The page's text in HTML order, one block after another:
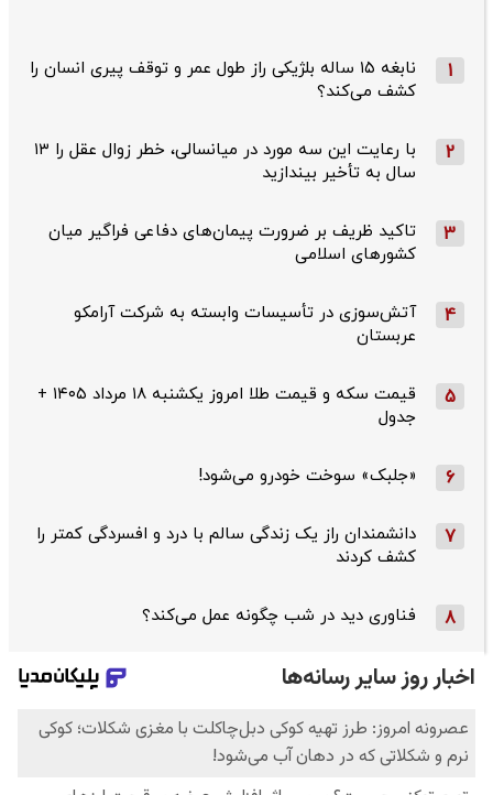
1
نابغه ۱۵ ساله بلژیکی راز طول عمر و توقف پیری انسان را
کشف می‌کند؟
2
با رعایت این سه مورد در میانسالی، خطر زوال عقل را ۱۳
سال به تأخیر بیندازید
3
تاکید ظریف بر ضرورت پیمان‌های دفاعی فراگیر میان
کشورهای اسلامی
4
آتش‌سوزی در تأسیسات وابسته به شرکت آرامکو
عربستان
5
قیمت سکه و قیمت طلا امروز یکشنبه ۱۸ مرداد ۱۴۰۵ +
جدول
6 «جلبک» سوخت خودرو می‌شود!
7
دانشمندان راز یک زندگی سالم با درد و افسردگی کمتر را
کشف کردند
8 فناوری دید در شب چگونه عمل می‌کند؟